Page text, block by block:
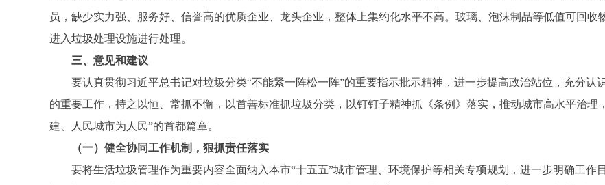
员，缺少实力强、服务好、信誉高的优质企业、龙头企业，整体上集约化水平不高。玻璃、泡沫制品等低值可回
进入垃圾处理设施进行处理。
三、意见和建议
要认真贯彻习近平总书记对垃圾分类“不能紧一阵松一阵”的重要指示批示精神，进一步提高政治站位，充分认
的重要工作，持之以恒、常抓不懈，以首善标准抓垃圾分类，以钉钉子精神抓《条例》落实，推动城市高水平治
建、人民城市为人民”的首都篇章。
（一）健全协同工作机制，狠抓责任落实
要将生活垃圾管理作为重要内容全面纳入本市“十五五”城市管理、环境保护等相关专项规划，进一步明确工作